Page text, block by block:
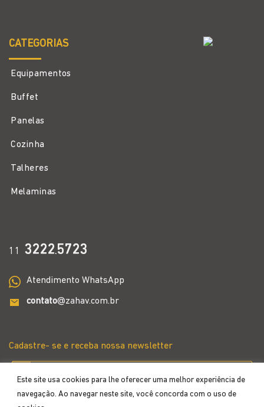
Este site usa cookies para lhe oferecer uma melhor experiência de
navegação. Ao navegar neste site, você concorda com o uso de
CATEGORIAS
Equipamentos
Buffet
Panelas
Cozinha
Talheres
Melaminas
11 3222.5723
Atendimento WhatsApp
contato@zahav.com.br
Cadastre- se e receba nossa newsletter